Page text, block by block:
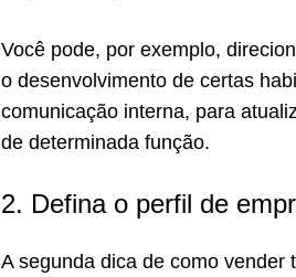
Você pode, por exemplo,
o desenvolvimento de certas
comunicação interna, para
de determinada função.
2. Defina o perfil de
A segunda dica de como